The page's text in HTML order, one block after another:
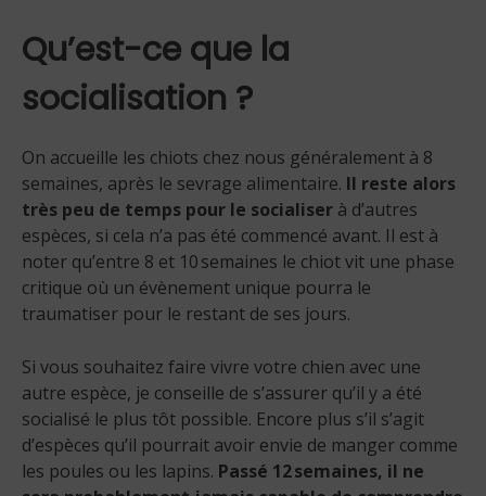
Qu’est-ce que la
socialisation ?
On accueille les chiots chez nous généralement à 8
semaines, après le sevrage alimentaire. Il reste alors
très peu de temps pour le socialiser à d’autres
espèces, si cela n’a pas été commencé avant. Il est à
noter qu’entre 8 et 10 semaines le chiot vit une phase
critique où un évènement unique pourra le
traumatiser pour le restant de ses jours.
Si vous souhaitez faire vivre votre chien avec une
autre espèce, je conseille de s’assurer qu’il y a été
socialisé le plus tôt possible. Encore plus s’il s’agit
d’espèces qu’il pourrait avoir envie de manger comme
les poules ou les lapins. Passé 12 semaines, il ne